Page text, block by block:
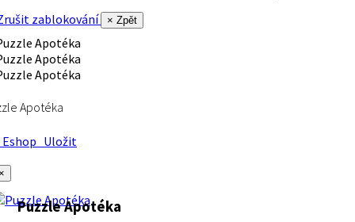
zablokování
× Zpět
Apotéka
Uložit
Puzzle Apotéka